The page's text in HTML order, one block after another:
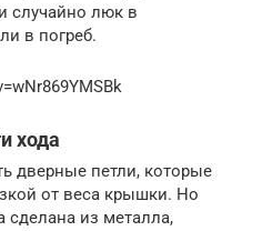
случайно люк в
в погреб.
хода
дверные петли, которые
от веса крышки. Но
сделана из металла,